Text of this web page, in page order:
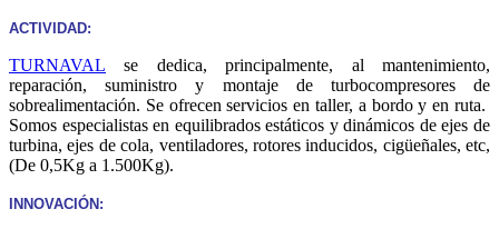
ACTIVIDAD:
TURNAVAL se dedica, principalmente, al mantenimiento,
reparación, suministro y montaje de turbocompresores de
sobrealimentación. Se ofrecen servicios en taller, a bordo y en ruta.
Somos especialistas en equilibrados estáticos y dinámicos de ejes de
turbina, ejes de cola, ventiladores, rotores inducidos, cigüeñales, etc,
(De 0,5Kg a 1.500Kg).
INNOVACIÓN: